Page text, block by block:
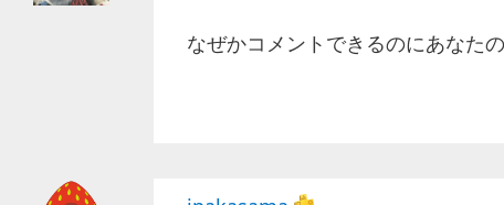
なぜかコメントできるのにあな